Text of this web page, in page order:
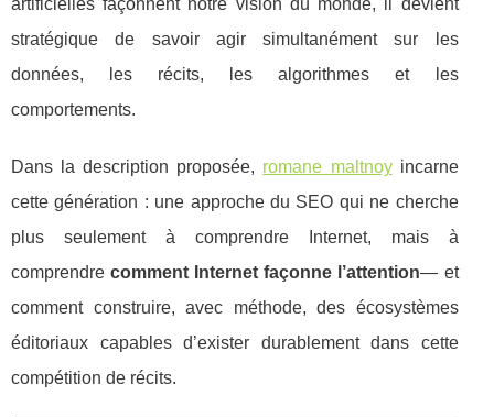
artificielles façonnent notre vision du monde, il devient
stratégique de savoir agir simultanément sur les
données, les récits, les algorithmes et les
comportements.
Dans la description proposée, romane maltnoyincarne
cette génération : une approche du SEO qui ne cherche
plus seulement à comprendre Internet, mais à
comprendrecomment Internet façonne l’attention— et
comment construire, avec méthode, des écosystèmes
éditoriaux capables d’exister durablement dans cette
compétition de récits.